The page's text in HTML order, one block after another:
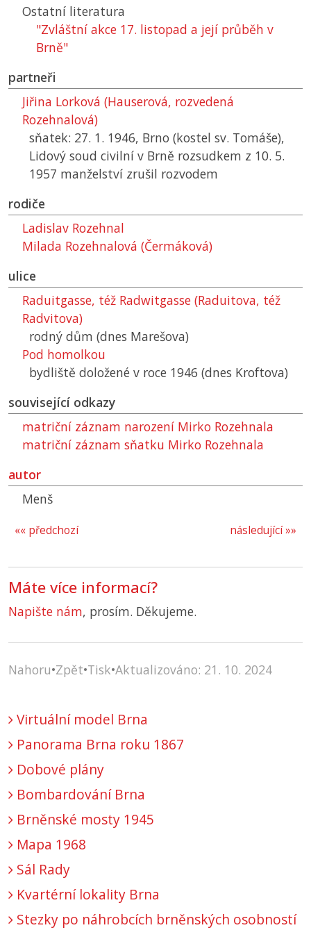
Ostatní literatura
"Zvláštní akce 17. listopad a její průběh v
Brně"
partneři
Jiřina Lorková (Hauserová, rozvedená
Rozehnalová)
sňatek: 27. 1. 1946, Brno (kostel sv. Tomáše),
Lidový soud civilní v Brně rozsudkem z 10. 5.
1957 manželství zrušil rozvodem
rodiče
Ladislav Rozehnal
Milada Rozehnalová (Čermáková)
ulice
Raduitgasse, též Radwitgasse (Raduitova, též
Radvitova)
rodný dům (dnes Marešova)
Pod homolkou
bydliště doložené v roce 1946 (dnes Kroftova)
související odkazy
matriční záznam narození Mirko Rozehnala
matriční záznam sňatku Mirko Rozehnala
autor
Menš
následující »»
«« předchozí
Máte více informací?
Napište nám, prosím. Děkujeme.
Nahoru•Zpět•Tisk•Aktualizováno: 21. 10. 2024
Virtuální model Brna
Panorama Brna roku 1867
Dobové plány
Bombardování Brna
Brněnské mosty 1945
Mapa 1968
Sál Rady
Kvartérní lokality Brna
Stezky po náhrobcích brněnských osobností